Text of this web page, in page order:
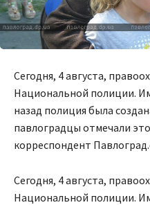
Сегодня, 4 августа,
Национальной полиции.
назад полиция была
павлоградцы отмечали
корреспондент
Сегодня, 4 августа,
Национальной полиции.